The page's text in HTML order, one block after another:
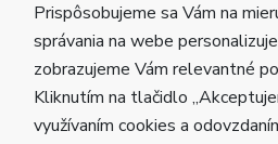
Copyright © 2022 Hu-Fa
VytvorilaPoctivá
Prispôsobujeme sa Vám na
správania na webe
zobrazujeme Vám relevantné
Kliknutím na tlačidlo
využívaním cookies a